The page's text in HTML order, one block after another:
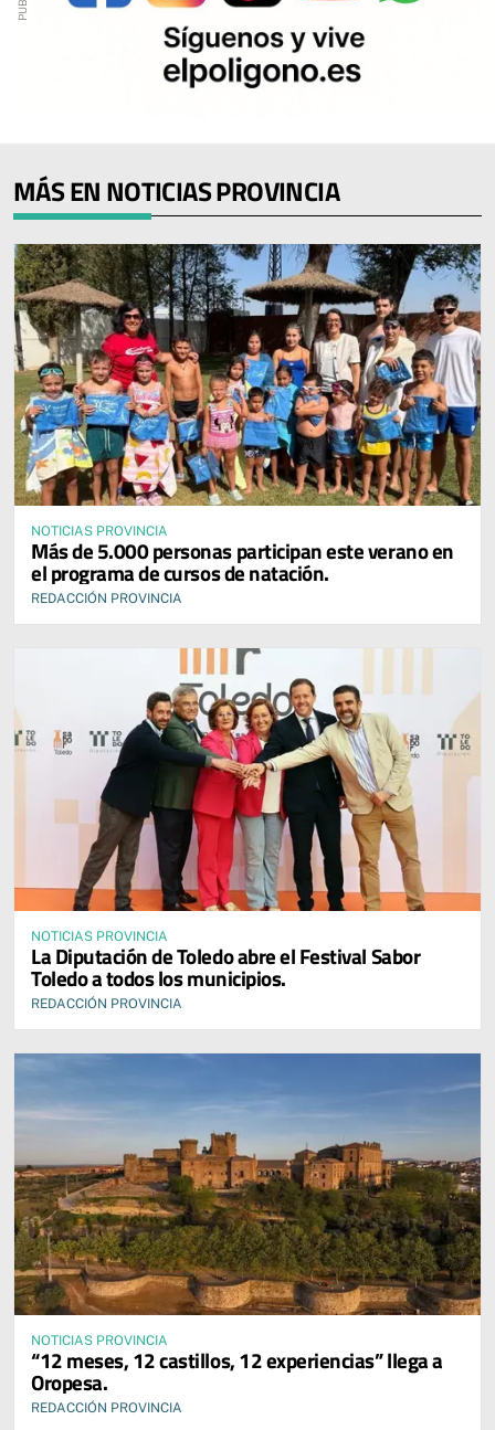
MÁS EN NOTICIAS PROVINCIA
NOTICIAS PROVINCIA
Más de 5.000 personas participan este verano en
el programa de cursos de natación.
REDACCIÓN PROVINCIA
NOTICIAS PROVINCIA
La Diputación de Toledo abre el Festival Sabor
Toledo a todos los municipios.
REDACCIÓN PROVINCIA
NOTICIAS PROVINCIA
“12 meses, 12 castillos, 12 experiencias” llega a
Oropesa.
REDACCIÓN PROVINCIA